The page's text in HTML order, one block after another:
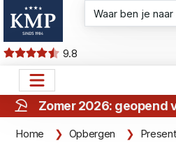
9.8
Zomer 2026: geopend
Home Opbergen